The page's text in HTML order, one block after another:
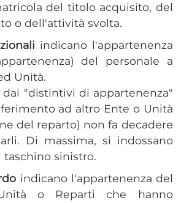
del titolo acquisito, del
o dell'attività svolta.
indicano l'appartenenza
del personale a
Unità.
dai "distintivi di appartenenza"
ad altro Ente o Unità
del reparto) non fa decadere
Di massima, si indossano
sinistro.
indicano l'appartenenza del
o Reparti che hanno